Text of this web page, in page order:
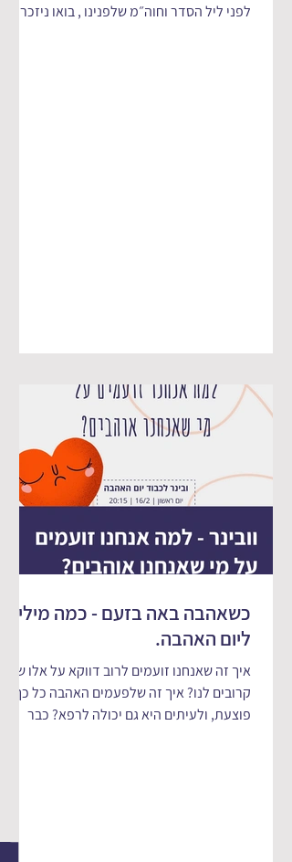
לפני ליל הסדר וחוה״מ שלפנינו , בואו ניזכר
כשאהבה באה בזעם - כמה מילים
ליום האהבה.
איך זה שאנחנו זועמים לרוב דווקא על אלו
קרובים לנו? איך זה שלפעמים האהבה כל כך
פוצעת, ולעיתים היא גם יכולה לרפא? כבר